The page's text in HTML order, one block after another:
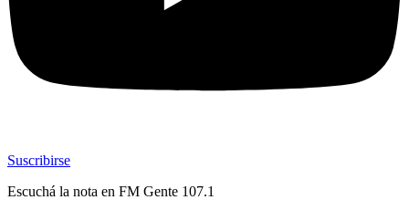
Suscribirse
Escuchá la nota en FM Gente 107.1